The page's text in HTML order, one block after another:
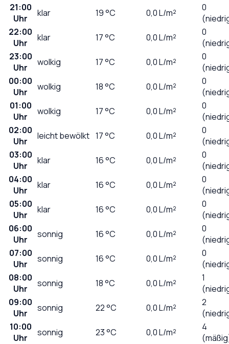
21:00
Uhr
klar 19°C 0,0L/m²
0
22:00
Uhr
klar 17°C 0,0L/m²
0
23:00
Uhr
wolkig 17°C 0,0L/m²
0
00:00
Uhr
wolkig 18°C 0,0L/m²
0
01:00
Uhr
wolkig 17°C 0,0L/m²
0
02:00
Uhr
leicht bewölkt 17°C 0,0L/m²
0
03:00
Uhr
klar 16°C 0,0L/m²
0
04:00
Uhr
klar 16°C 0,0L/m²
0
05:00
Uhr
klar 16°C 0,0L/m²
0
06:00
Uhr
sonnig 16°C 0,0L/m²
0
07:00
Uhr
sonnig 16°C 0,0L/m²
0
08:00
Uhr
sonnig 18°C 0,0L/m²
1
09:00
Uhr
sonnig 22°C 0,0L/m²
2
10:00
Uhr
sonnig 23°C 0,0L/m²
4